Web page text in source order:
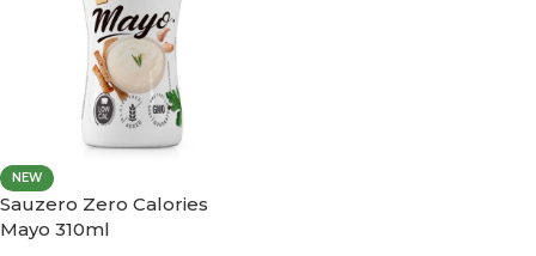
NEW
Sauzero Zero Calories
Mayo 310ml